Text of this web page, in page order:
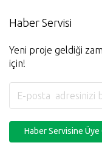
Haber Servisi
Yeni proje geldiği
için!
Haber Servisine Üye